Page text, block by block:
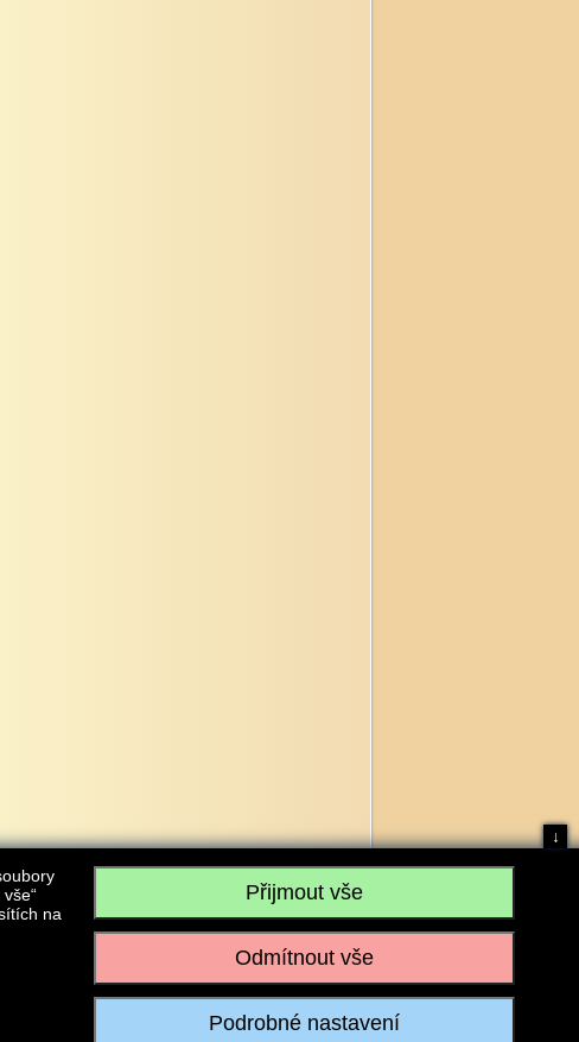
IRSI s.r.o., IČO: 28304845, se sídlem č.p. 17, 768 75 Loukov
Realizace:w-software.com
na
↓